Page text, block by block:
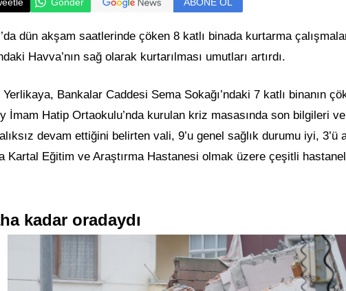
dün akşam saatlerinde çöken 8 katlı binada kurtarma
Havva’nın sağ olarak kurtarılması umutları artırdı.
Bankalar Caddesi Sema Sokağı’ndaki 7 katlı binanın
İmam Hatip Ortaokulu’nda kurulan kriz masasında son bilgileri
devam ettiğini belirten vali, 9’u genel sağlık durumu iyi, 3’ü
Kartal Eğitim ve Araştırma Hastanesi olmak üzere çeşitli
kadar oradaydı